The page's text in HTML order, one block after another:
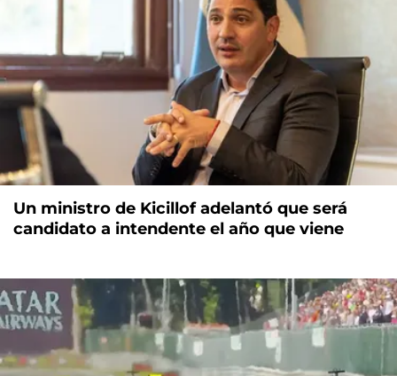
Un ministro de Kicillof adelantó que será
candidato a intendente el año que viene